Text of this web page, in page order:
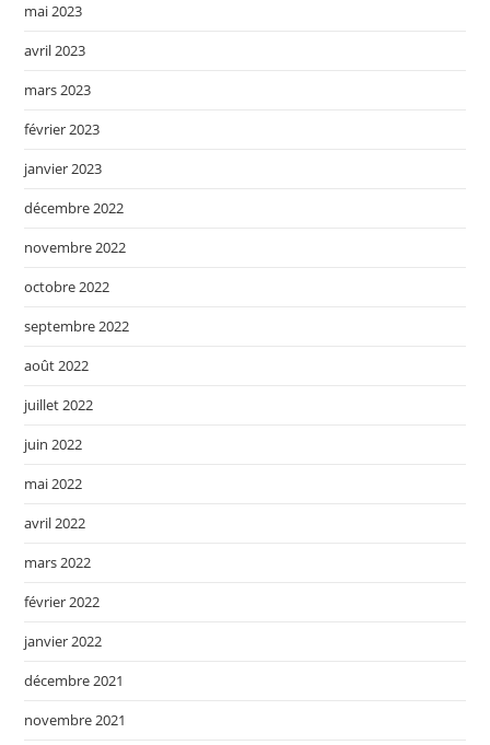
mai 2023
avril 2023
mars 2023
février 2023
janvier 2023
décembre 2022
novembre 2022
octobre 2022
septembre 2022
août 2022
juillet 2022
juin 2022
mai 2022
avril 2022
mars 2022
février 2022
janvier 2022
décembre 2021
novembre 2021